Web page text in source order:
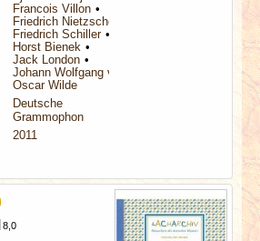
Francois Villon
Friedrich Nietzsche
Friedrich Schiller
Horst Bienek
Jack London
Johann Wolfgang von Goethe
Oscar Wilde
Deutsche
Grammophon
2011
8,0